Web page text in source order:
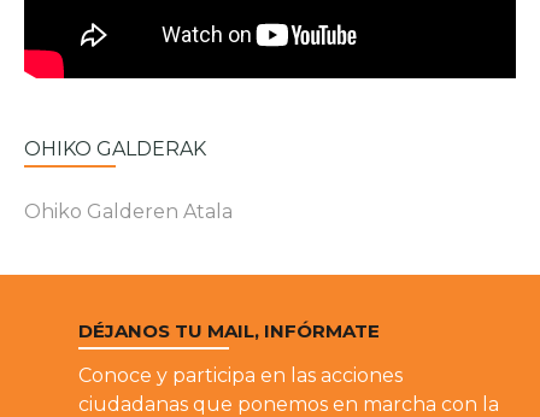
OHIKO GALDERAK
Ohiko Galderen Atala
DÉJANOS TU MAIL, INFÓRMATE
Conoce y participa en las acciones
ciudadanas que ponemos en marcha con la